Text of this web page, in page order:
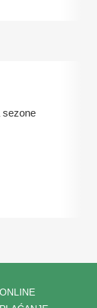
sezone
ONLINE